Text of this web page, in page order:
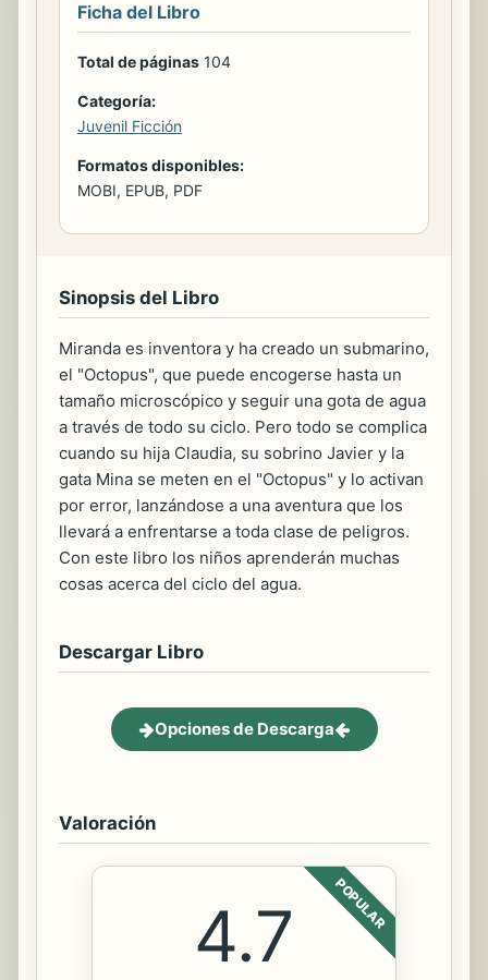
Ficha del Libro
Total de páginas 104
Categoría:
Juvenil Ficción
Formatos disponibles:
MOBI, EPUB, PDF
Sinopsis del Libro
Miranda es inventora y ha creado un submarino,
el "Octopus", que puede encogerse hasta un
tamaño microscópico y seguir una gota de agua
a través de todo su ciclo. Pero todo se complica
cuando su hija Claudia, su sobrino Javier y la
gata Mina se meten en el "Octopus" y lo activan
por error, lanzándose a una aventura que los
llevará a enfrentarse a toda clase de peligros.
Con este libro los niños aprenderán muchas
cosas acerca del ciclo del agua.
Descargar Libro
Opciones de Descarga
Valoración
POPULAR
4.7